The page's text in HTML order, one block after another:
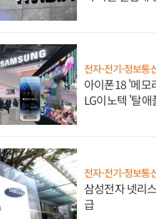
전자·전기·정보통
아이폰18 '메모
LG이노텍 '탈
전자·전기·정보통
삼성전자 넷리
급